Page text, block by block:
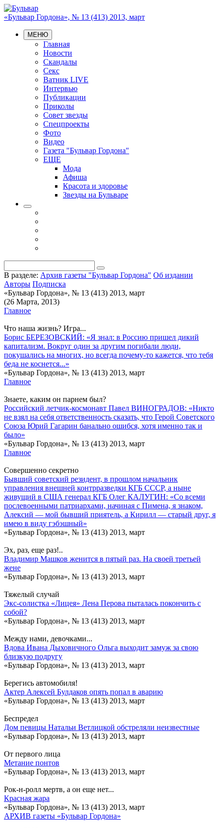
«Бульвар Гордона», № 13 (413) 2013, март
МЕНЮ
Главная
Новости
Скандалы
Секс
Ватник LIVE
Интервью
Публикации
Приколы
Совет звезды
Спецпроекты
Фото
Видео
Газета "Бульвар Гордона"
ЕЩЕ
Мода
Афиша
Красота и здоровье
Звезды на Бульваре
В разделе: Архив газеты "Бульвар Гордона" Об издании
Авторы Подписка
«Бульвар Гордона», № 13 (413) 2013, март
(26 Марта, 2013)
Главное
Что наша жизнь? Игра...
Борис БЕРЕЗОВСКИЙ: «Я знал: в Россию пришел дикий
капитализм. Вокруг один за другим погибали люди,
покушались на многих, но всегда почему-то кажется, что тебя
беда не коснется...»
«Бульвар Гордона», № 13 (413) 2013, март
Главное
Знаете, каким он парнем был?
Российский летчик-космонавт Павел ВИНОГРАДОВ: «Никто
не взял на себя ответственность сказать, что Герой Советского
Союза Юрий Гагарин банально ошибся, хотя именно так и
было»
«Бульвар Гордона», № 13 (413) 2013, март
Главное
Совершенно секретно
Бывший советский резидент, в прошлом начальник
управления внешней контрразведки КГБ СССР, а ныне
живущий в США генерал КГБ Олег КАЛУГИН: «Со всеми
послевоенными патриархами, начиная с Пимена, я знаком,
Алексий — мой бывший приятель, а Кирилл — старый друг, я
имею в виду гэбэшный»
«Бульвар Гордона», № 13 (413) 2013, март
Эх, раз, еще раз!..
Владимир Машков женится в пятый раз. На своей третьей
жене
«Бульвар Гордона», № 13 (413) 2013, март
Тяжелый случай
Экс-солистка «Лицея» Лена Перова пыталась покончить с
собой?
«Бульвар Гордона», № 13 (413) 2013, март
Между нами, девочками...
Вдова Ивана Дыховичного Ольга выходит замуж за свою
близкую подругу
«Бульвар Гордона», № 13 (413) 2013, март
Берегись автомобиля!
Актер Алексей Булдаков опять попал в аварию
«Бульвар Гордона», № 13 (413) 2013, март
Беспредел
Дом певицы Натальи Ветлицкой обстреляли неизвестные
«Бульвар Гордона», № 13 (413) 2013, март
От первого лица
Метание понтов
«Бульвар Гордона», № 13 (413) 2013, март
Рок-н-ролл мертв, а он еще нет...
Красная жара
«Бульвар Гордона», № 13 (413) 2013, март
АРХИВ газеты «Бульвар Гордона»